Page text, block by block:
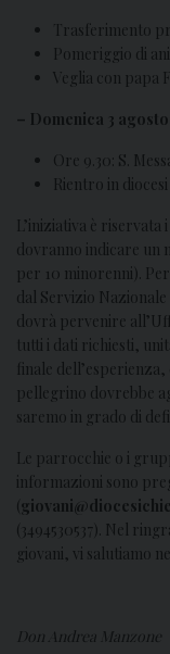
Trasferimento
Pomeriggio di
Veglia con papa
– Domenica 3
Ore 9.30: S.
Rientro in diocesi
L’iniziativa è riservata
dovranno indicare un
per 10 minorenni).
dal Servizio
dovrà pervenire
tutti i dati richiesti,
finale
pellegrino dovrebbe
saremo in grado di
Le parrocchie o i
informazioni sono
(
(3494530537). Nel
giovani, vi salutiamo
Don Andrea Manzone